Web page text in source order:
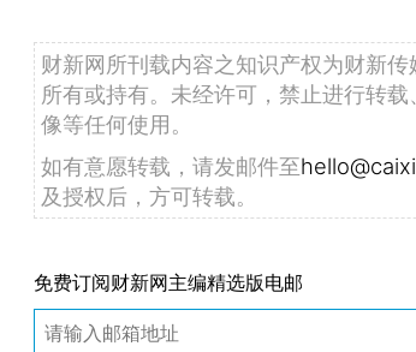
两所高校均在通知中明确提到，校园参
大学提醒，请拒绝以任何名义提供参
（据人民网微信公众号）
6月30日，教育部公布2022年全国教
财新网所刊载内容之知识产权为财新
所有或持有。未经许可，禁止进行转
像等任何使用。
如有意愿转载，请发邮件至
及授权后，方可转载。
免费订阅财新网主编精选版电邮